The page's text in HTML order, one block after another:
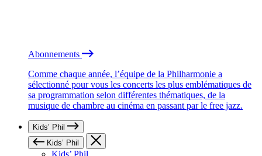
Abonnements
Comme chaque année, l’équipe de la Philharmonie a
sélectionné pour vous les concerts les plus emblématiques de
sa programmation selon différentes thématiques, de la
musique de chambre au cinéma en passant par le free jazz.
Kids’ Phil
Kids’ Phil
Kids’ Phil